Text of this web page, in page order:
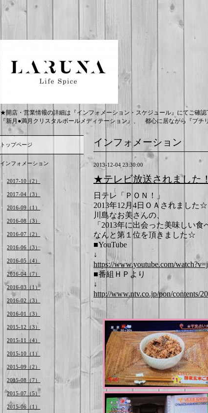
★開店・営業情報の詳細は『インフォメーション・スケジュール』にてご
『新月●満月クリスタルボールメディテーション』、 都心に居ながら『プ
インフォメーション
2013-12-04 23:30:00
★テレビ放送されました
日テレ「ＰＯＮ！」
2013年12月4日ＯＡされました☆
川島なお美さんの、
「2013年に出会った美味しい
なんと第１位を頂きました☆
■YouTube
↓
https://www.youtube.com/
■番組ＨＰより
↓
http://www.ntv.co.jp/pon/contents/
トップページ
インフォメーション
2017-10（2）
2017-04（3）
2016-09（1）
2016-08（3）
2016-07（2）
2016-06（3）
2016-05（4）
2016-04（7）
2016-03（1）
2016-02（3）
2016-01（3）
2015-12（3）
2015-11（4）
2015-10（1）
2015-09（2）
2015-08（7）
2015-07（5）
2015-06（1）